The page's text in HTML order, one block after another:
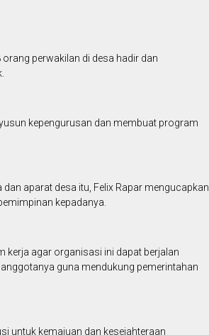
perwakilan di desa hadir dan
kepengurusan dan membuat program
aparat desa itu, Felix Rapar mengucapkan
kepadanya.
kerja agar organisasi ini dapat berjalan
guna mendukung pemerintahan
untuk kemajuan dan kesejahteraan